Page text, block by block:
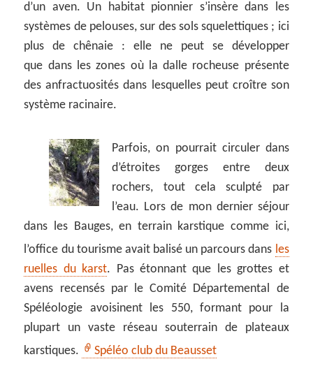
d’un aven. Un habitat pionnier s’insère dans les
systèmes de pelouses, sur des sols squelettiques ; ici
plus de chênaie : elle ne peut se développer
que dans les zones où la dalle rocheuse présente
des anfractuosités dans lesquelles peut croître son
système racinaire.
Parfois, on pourrait circuler dans
d’étroites gorges entre deux
rochers, tout cela sculpté par
l’eau. Lors de mon dernier séjour
dans les Bauges, en terrain karstique comme ici,
l’office du tourisme avait balisé un parcours dans les
ruelles du karst. Pas étonnant que les grottes et
avens recensés par le Comité Départemental de
Spéléologie avoisinent les 550, formant pour la
plupart un vaste réseau souterrain de plateaux
karstiques.
Spéléo club du Beausset